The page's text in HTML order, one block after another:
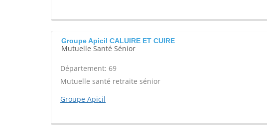
Groupe Apicil CALUIRE ET CUIRE
Mutuelle Santé Sénior
Département: 69
Mutuelle santé retraite sénior
Groupe Apicil